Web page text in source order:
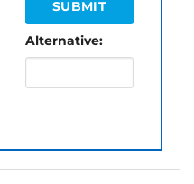
Alternative: